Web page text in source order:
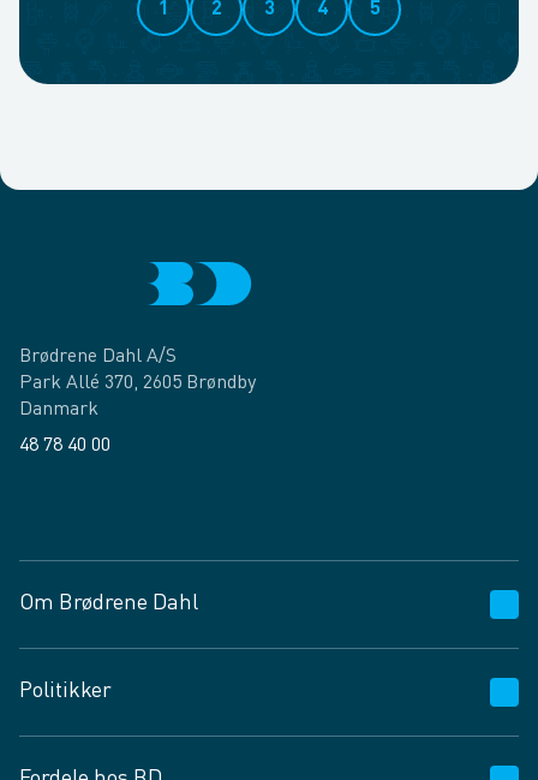
1 2 3 4 5
Brødrene Dahl A/S
Park Allé 370, 2605 Brøndby
Danmark
48 78 40 00
Om Brødrene Dahl
Vagttelefon 30 10 89 89
Spørgsmål og svar
Politikker